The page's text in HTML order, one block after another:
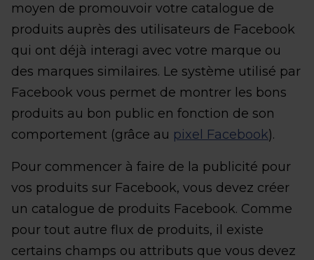
moyen de promouvoir votre catalogue de
produits auprès des utilisateurs de Facebook
qui ont déjà interagi avec votre marque ou
des marques similaires. Le système utilisé par
Facebook vous permet de montrer les bons
produits au bon public en fonction de son
comportement (grâce au pixel Facebook).
Pour commencer à faire de la publicité pour
vos produits sur Facebook, vous devez créer
un catalogue de produits Facebook. Comme
pour tout autre flux de produits, il existe
certains champs ou attributs que vous devez